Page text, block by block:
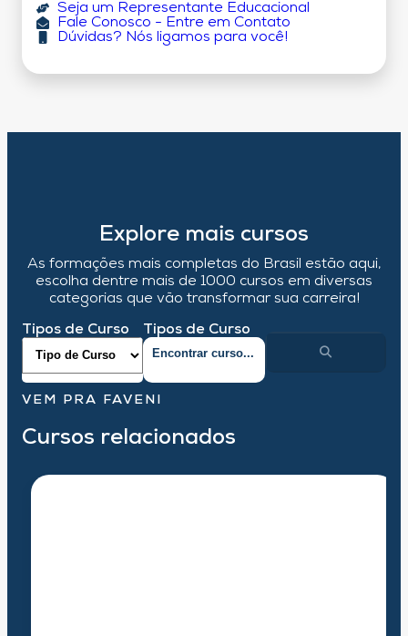
Seja um Representante Educacional
Fale Conosco - Entre em Contato
Dúvidas? Nós ligamos para você!
Explore mais cursos
As formações mais completas do Brasil estão aqui,
escolha dentre mais de 1000 cursos em diversas
categorias que vão transformar sua carreira!
Tipos de Curso Tipos de Curso
VEM PRA FAVENI
Cursos relacionados